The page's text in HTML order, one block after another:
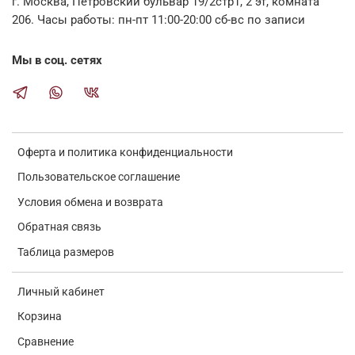
Оферта и политика конфиденциальности
Пользовательское соглашение
Условия обмена и возврата
Обратная связь
Таблица размеров
Личный кабинет
Корзина
Сравнение
206. Часы работы: пн-пт 11:00-20:00 сб-вс по записи
Мы в соц. сетях